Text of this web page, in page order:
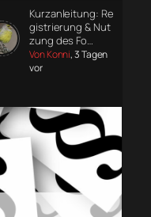
Kurzanleitung: Re
gistrierung & Nut
zung des Fo…
Von Konni, 3 Tagen
vor